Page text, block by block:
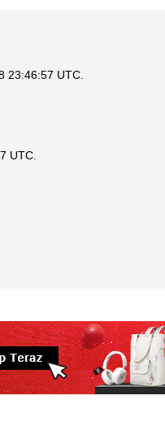
23:46:57 UTC.
UTC